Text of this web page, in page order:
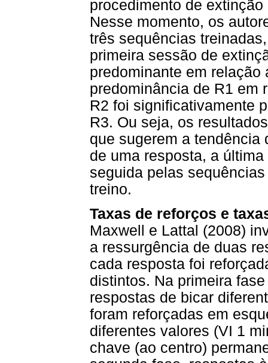
procedimento de
Nesse momento, os
três sequências
primeira sessão de
predominante em
predominância de R1 em
R2 foi significativamente
R3. Ou seja, os
que sugerem a tendência
de uma resposta, a
seguida pelas
treino.
Taxas de reforços e
Maxwell e Lattal (2008)
a ressurgência de duas
cada resposta foi
distintos. Na primeira
respostas de bicar
foram reforçadas em
diferentes valores (VI 1
chave (ao centro)